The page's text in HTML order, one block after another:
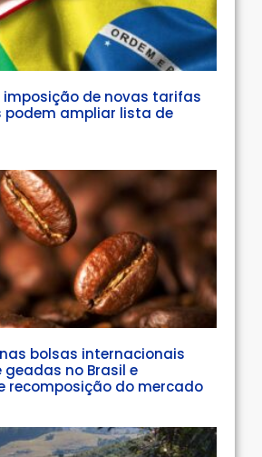
imposição de novas tarifas
podem ampliar lista de
bolsas internacionais
no Brasil e
recomposição do mercado